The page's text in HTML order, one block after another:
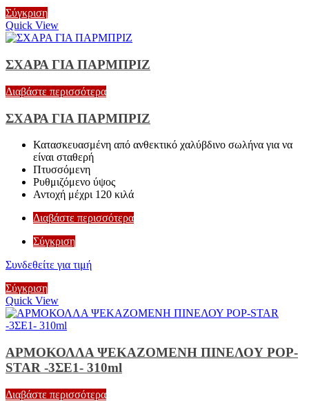
Σύγκριση
Quick View
ΣΧΑΡΑ ΓΙΑ ΠΑΡΜΠΡΙΖ
Διαβάστε περισσότερα
ΣΧΑΡΑ ΓΙΑ ΠΑΡΜΠΡΙΖ
Κατασκευασμένη από ανθεκτικό χαλύβδινο σωλήνα για να
είναι σταθερή
Πτυσσόμενη
Ρυθμιζόμενο ύψος
Αντοχή μέχρι 120 κιλά
Διαβάστε περισσότερα
Σύγκριση
Συνδεθείτε για τιμή
Σύγκριση
Quick View
ΑΡΜΟΚΟΛΛΑ ΨΕΚΑΖΟΜΕΝΗ ΠΙΝΕΛΟΥ POP-
STAR -3ΣΕ1- 310ml
Διαβάστε περισσότερα